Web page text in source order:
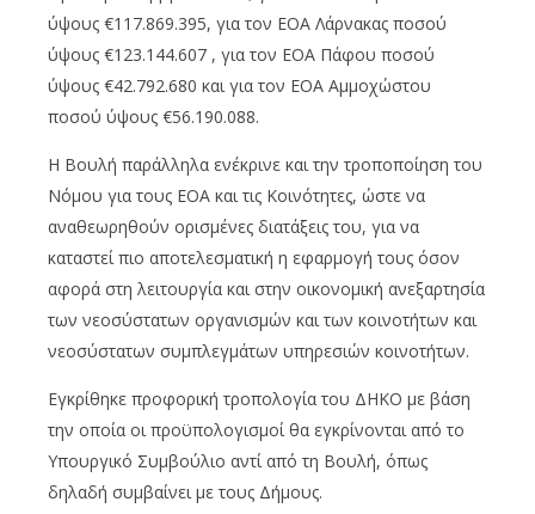
ύψους €117.869.395, για τον ΕΟΑ Λάρνακας ποσού
ύψους €123.144.607 , για τον ΕΟΑ Πάφου ποσού
ύψους €42.792.680 και για τον ΕΟΑ Αμμοχώστου
ποσού ύψους €56.190.088.
Η Βουλή παράλληλα ενέκρινε και την τροποποίηση του
Νόμου για τους ΕΟΑ και τις Κοινότητες, ώστε να
αναθεωρηθούν ορισμένες διατάξεις του, για να
καταστεί πιο αποτελεσματική η εφαρμογή τους όσον
αφορά στη λειτουργία και στην οικονομική ανεξαρτησία
των νεοσύστατων οργανισμών και των κοινοτήτων και
νεοσύστατων συμπλεγμάτων υπηρεσιών κοινοτήτων.
Εγκρίθηκε προφορική τροπολογία του ΔΗΚΟ με βάση
την οποία οι προϋπολογισμοί θα εγκρίνονται από το
Υπουργικό Συμβούλιο αντί από τη Βουλή, όπως
δηλαδή συμβαίνει με τους Δήμους.